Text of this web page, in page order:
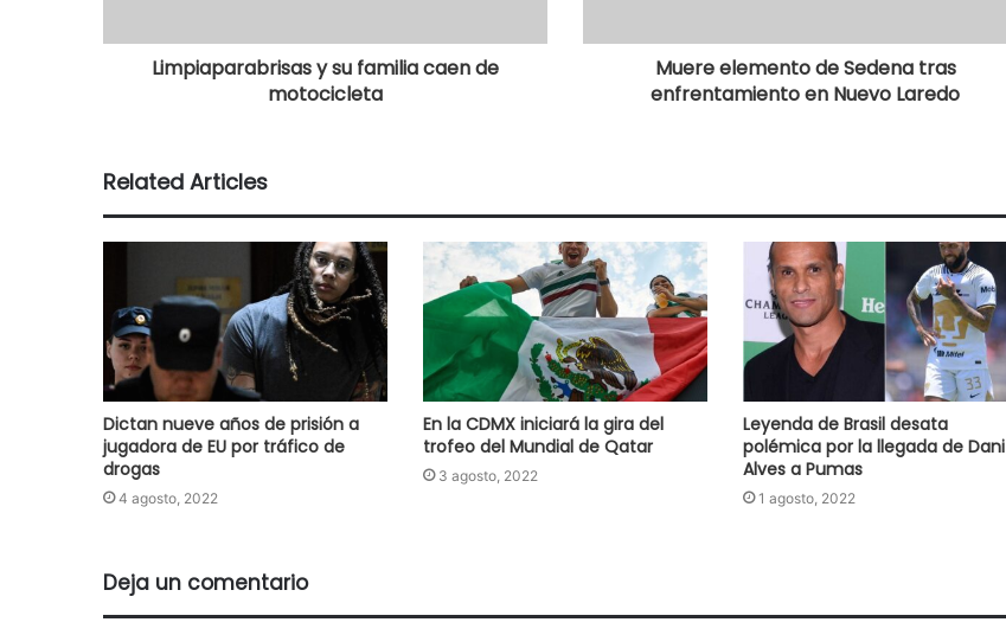
Limpiaparabrisas y su familia caen de
motocicleta
Muere elemento de Sedena tras
enfrentamiento en Nuevo Laredo
Related Articles
Dictan nueve años de prisión a
jugadora de EU por tráfico de
drogas
4 agosto, 2022
En la CDMX iniciará la gira del
trofeo del Mundial de Qatar
3 agosto, 2022
Leyenda de Brasil desata
polémica por la llegada de Dani
Alves a Pumas
1 agosto, 2022
Deja un comentario